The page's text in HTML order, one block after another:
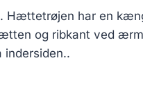
Hættetrøjen har en
og ribkant ved
indersiden..